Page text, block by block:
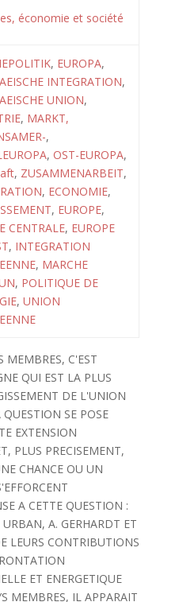
économie et société
, EUROPA,
INTEGRATION,
UNION,
, MARKT,
,
, OST-EUROPA,
, ZUSAMMENARBEIT,
, ECONOMIE,
, EUROPE,
CENTRALE, EUROPE
, INTEGRATION
, MARCHE
, POLITIQUE DE
, UNION
MEMBRES, C'EST
QUI EST LA PLUS
DE L'UNION
SE POSE
EXTENSION
PLUS PRECISEMENT,
CHANCE OU UN
A CETTE QUESTION :
URBAN, A. GERHARDT ET
LEURS CONTRIBUTIONS
ET ENERGETIQUE
MEMBRES, IL APPARAIT